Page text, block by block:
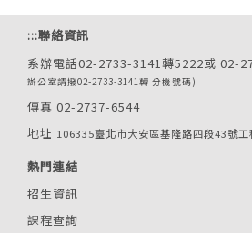
:::聯絡資訊
系辦電話02-2733-3141轉5222或 02-
辦公室請撥02-2733-3141轉 分機號碼)
傳真 02-2737-6544
地址 106335臺北市大安區基隆路四段43號
熱門連結
招生資訊
課程查詢